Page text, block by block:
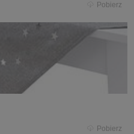
Pobierz
Pobierz